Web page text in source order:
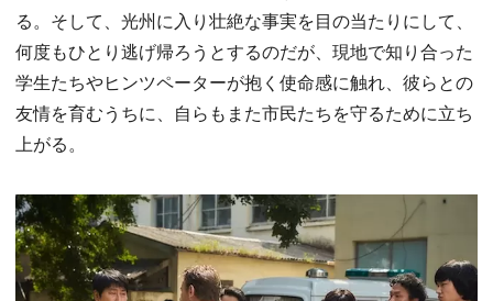
る。そして、光州に入り壮絶な事実を目の当たりにして、
何度もひとり逃げ帰ろうとするのだが、現地で知り合った
学生たちやヒンツペーターが抱く使命感に触れ、彼らとの
友情を育むうちに、自らもまた市民たちを守るために立ち
上がる。